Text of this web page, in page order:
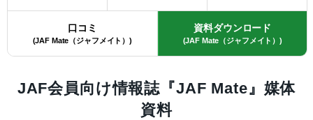
口コミ
(JAF Mate（ジャフメイト）)
資料ダウンロード
(JAF Mate（ジャフメイト）)
JAF会員向け情報誌『JAF Mate』媒体
資料